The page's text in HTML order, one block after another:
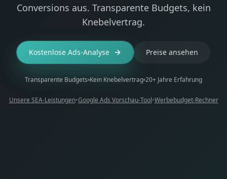
Conversions aus. Transparente Budgets, kein
Knebelvertrag.
Kostenlose Ads-Analyse Preise ansehen
Transparente Budgets Kein Knebelvertrag 20+ Jahre Erfahrung
Unsere SEA-Leistungen•Google Ads Vorschau-Tool•Werbebudget-Rechner